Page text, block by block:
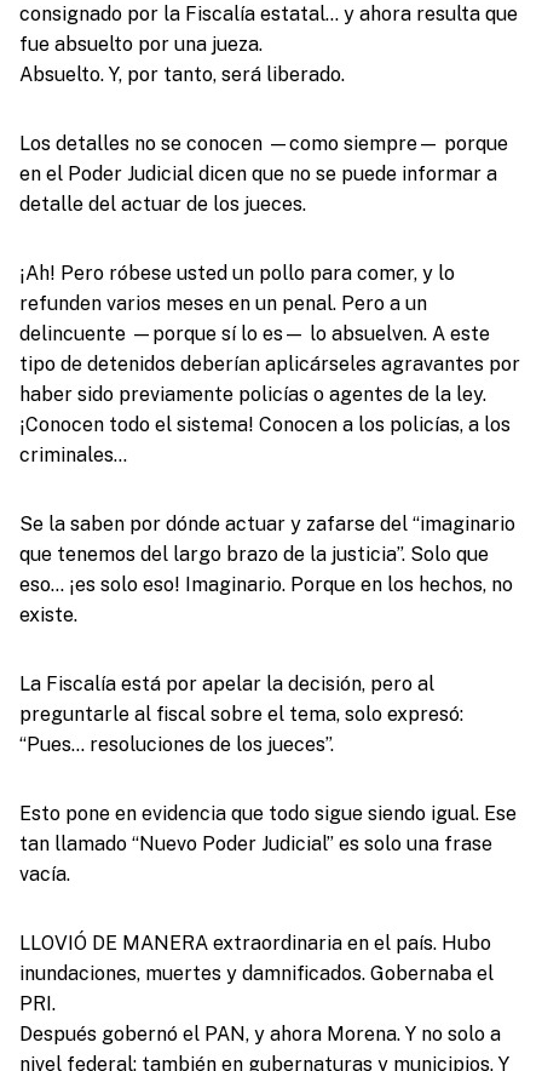
consignado por la Fiscalía estatal… y ahora resulta que
fue absuelto por una jueza.
Absuelto. Y, por tanto, será liberado.
Los detalles no se conocen —como siempre— porque
en el Poder Judicial dicen que no se puede informar a
detalle del actuar de los jueces.
¡Ah! Pero róbese usted un pollo para comer, y lo
refunden varios meses en un penal. Pero a un
delincuente —porque sí lo es— lo absuelven. A este
tipo de detenidos deberían aplicárseles agravantes por
haber sido previamente policías o agentes de la ley.
¡Conocen todo el sistema! Conocen a los policías, a los
criminales…
Se la saben por dónde actuar y zafarse del “imaginario
que tenemos del largo brazo de la justicia”. Solo que
eso… ¡es solo eso! Imaginario. Porque en los hechos, no
existe.
La Fiscalía está por apelar la decisión, pero al
preguntarle al fiscal sobre el tema, solo expresó:
“Pues… resoluciones de los jueces”.
Esto pone en evidencia que todo sigue siendo igual. Ese
tan llamado “Nuevo Poder Judicial” es solo una frase
vacía.
LLOVIÓ DE MANERA extraordinaria en el país. Hubo
inundaciones, muertes y damnificados. Gobernaba el
PRI.
Después gobernó el PAN, y ahora Morena. Y no solo a
nivel federal: también en gubernaturas y municipios. Y